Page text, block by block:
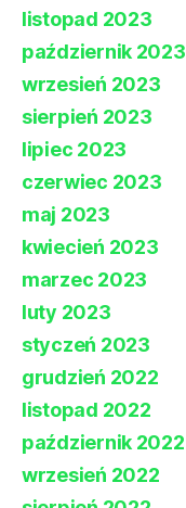
listopad 2023
październik 2023
wrzesień 2023
sierpień 2023
lipiec 2023
czerwiec 2023
maj 2023
kwiecień 2023
marzec 2023
luty 2023
styczeń 2023
grudzień 2022
listopad 2022
październik 2022
wrzesień 2022